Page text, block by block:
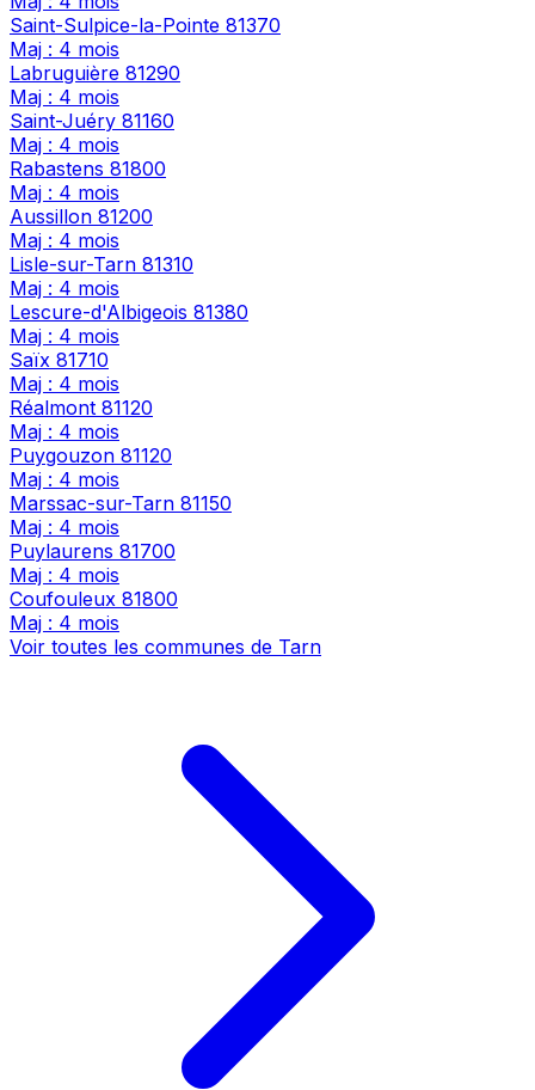
Saint-Sulpice-la-Pointe 81370
Maj : 4 mois
Labruguière 81290
Maj : 4 mois
Saint-Juéry 81160
Maj : 4 mois
Rabastens 81800
Maj : 4 mois
Aussillon 81200
Maj : 4 mois
Lisle-sur-Tarn 81310
Maj : 4 mois
Lescure-d'Albigeois 81380
Maj : 4 mois
Saïx 81710
Maj : 4 mois
Réalmont 81120
Maj : 4 mois
Puygouzon 81120
Maj : 4 mois
Marssac-sur-Tarn 81150
Maj : 4 mois
Puylaurens 81700
Maj : 4 mois
Coufouleux 81800
Maj : 4 mois
Voir toutes les communes de Tarn